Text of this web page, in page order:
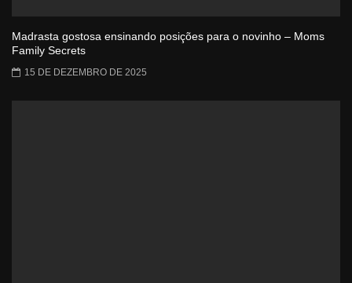
Madrasta gostosa ensinando posições para o novinho – Moms
Family Secrets
15 DE DEZEMBRO DE 2025